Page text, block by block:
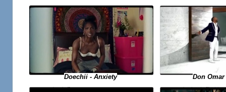
Doechii - Anxiety Don Omar